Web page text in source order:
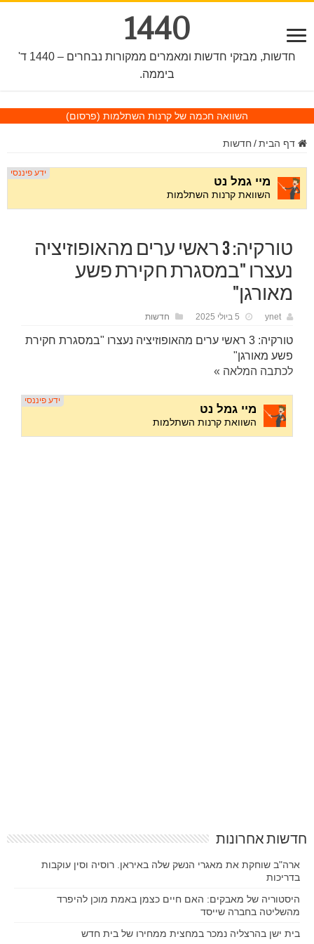
1440
חדשות, מבזקי חדשות ומאמרים ממקורות נבחרים – 1440 ד'
ביממה.
השוואה חכמה של קרנות השתלמות (פרסום)
דף הבית / חדשות
טורקיה: 3 ראשי ערים מהאופוזיציה
נעצרו "במסגרת חקירת פשע
מאורגן"
ynet 5 ביולי 2025 חדשות
טורקיה: 3 ראשי ערים מהאופוזיציה נעצרו "במסגרת חקירת
פשע מאורגן"
לכתבה המלאה »
חדשות אחרונות
ארה"ב שוחקת את מאגרי הנשק שלה באיראן. רוסיה וסין עוקבות
בדריכות
היסטוריה של מאבקים: האם חיים כצמן באמת מוכן להיפרד
מהשליטה בחברה שייסד
בית ישן בהרצליה נמכר במחצית ממחירו של בית חדש